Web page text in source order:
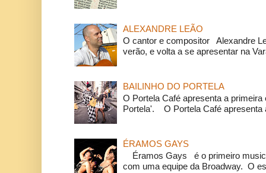
ALEXANDRE LEÃO
O cantor e compositor Alexandre
verão, e volta a se apresentar na
BAILINHO DO PORTELA
O Portela Café apresenta a
Portela'. O Portela Café apresenta
ÉRAMOS GAYS
Éramos Gays é o primeiro
com uma equipe da Broadway. O